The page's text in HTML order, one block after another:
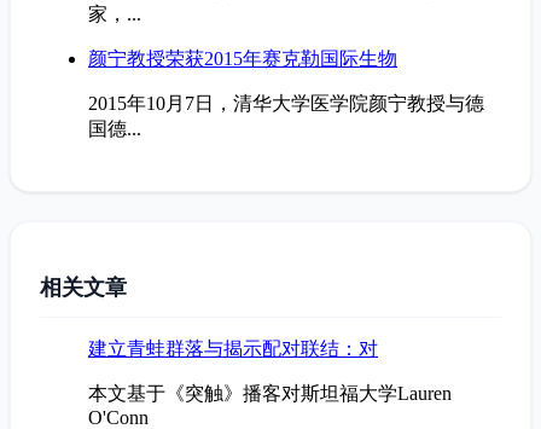
家，...
颜宁教授荣获2015年赛克勒国际生物
2015年10月7日，清华大学医学院颜宁教授与德
国德...
相关文章
建立青蛙群落与揭示配对联结：对
本文基于《突触》播客对斯坦福大学Lauren
O'Conn